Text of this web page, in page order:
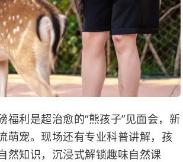
利是超治愈的“熊孩子”见面会，新
萌宠。现场还有专业科普讲解，孩
然知识，沉浸式解锁趣味自然课